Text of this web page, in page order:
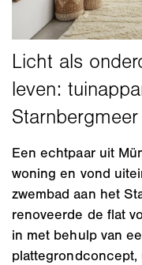
Een echtpaar uit
woning en vond
zwembad aan het
renoveerde de flat
in met behulp van
plattegrondconcept,